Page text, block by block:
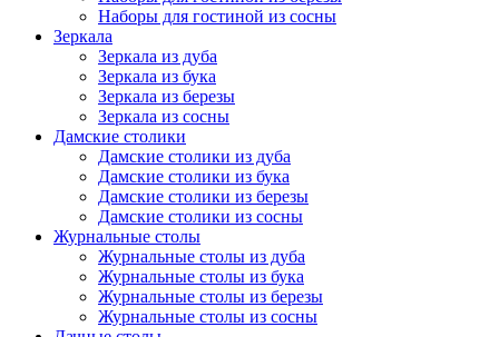
Наборы для гостиной из сосны
Зеркала
Зеркала из дуба
Зеркала из бука
Зеркала из березы
Зеркала из сосны
Дамские столики
Дамские столики из дуба
Дамские столики из бука
Дамские столики из березы
Дамские столики из сосны
Журнальные столы
Журнальные столы из дуба
Журнальные столы из бука
Журнальные столы из березы
Журнальные столы из сосны